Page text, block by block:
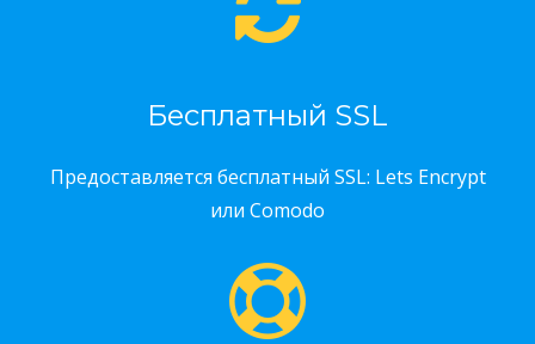
Бесплатный SSL
Предоставляется бесплатный SSL: Lets Encrypt
или Comodo